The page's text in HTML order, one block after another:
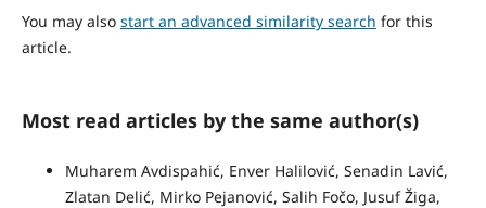
You may also start an advanced similarity search for this
article.
Most read articles by the same author(s)
Muharem Avdispahić, Enver Halilović, Senadin Lavić,
Zlatan Delić, Mirko Pejanović, Salih Fočo, Jusuf Žiga,